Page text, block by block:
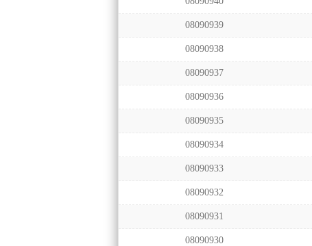
08090939
08090938
08090937
08090936
08090935
08090934
08090933
08090932
08090931
08090930